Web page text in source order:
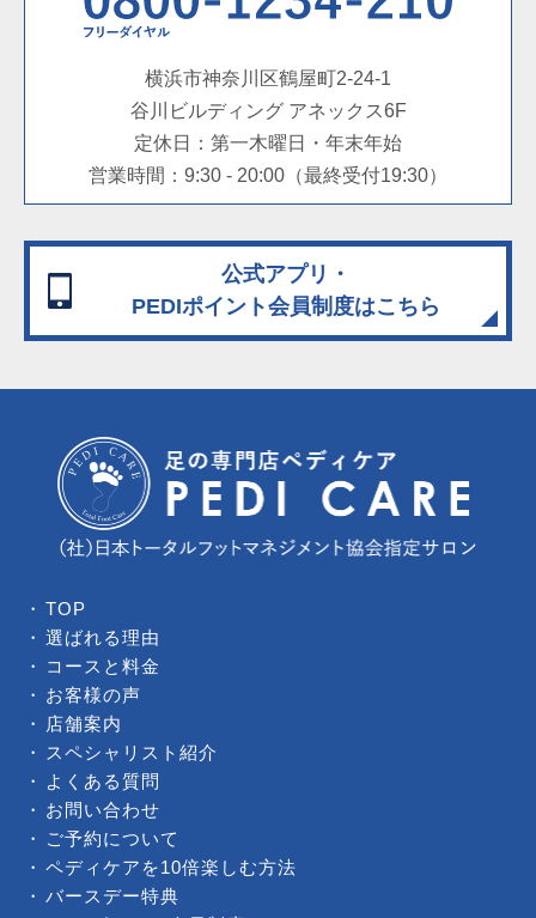
横浜市神奈川区鶴屋町2-24-1
谷川ビルディング アネックス6F
定休日：第一木曜日・年末年始
営業時間：9:30 - 20:00（最終受付19:30）
公式アプリ・
PEDIポイント会員制度はこちら
TOP
選ばれる理由
コースと料金
お客様の声
店舗案内
スペシャリスト紹介
よくある質問
お問い合わせ
ご予約について
ペディケアを10倍楽しむ方法
バースデー特典